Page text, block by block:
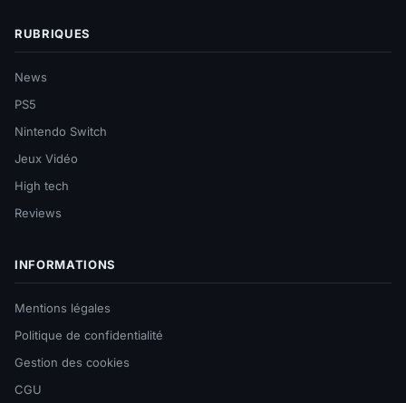
RUBRIQUES
News
PS5
Nintendo Switch
Jeux Vidéo
High tech
Reviews
INFORMATIONS
Mentions légales
Politique de confidentialité
Gestion des cookies
CGU